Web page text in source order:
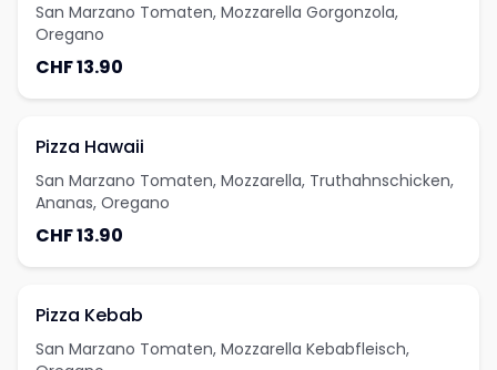
San Marzano Tomaten, Mozzarella Gorgonzola,
Oregano
CHF 13.90
Pizza Hawaii
San Marzano Tomaten, Mozzarella, Truthahnschicken,
Ananas, Oregano
CHF 13.90
Pizza Kebab
San Marzano Tomaten, Mozzarella Kebabfleisch,